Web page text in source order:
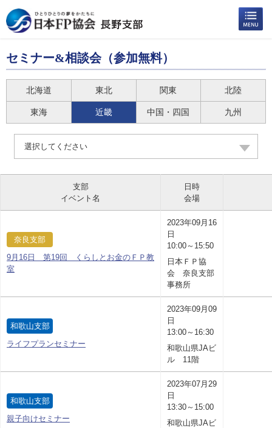
セミナー&相談会（参加無料）
北海道 東北 関東 北陸
東海 近畿 中国・四国 九州
選択してください
支部
イベント名
日時
会場
奈良支部
9月16日 第19回 くらしとお金のＦＰ教
室
2023年09月16
日
10:00～15:50
日本ＦＰ協
会 奈良支部
事務所
和歌山支部
ライフプランセミナー
2023年09月09
日
13:00～16:30
和歌山県JAビ
ル 11階
和歌山支部
親子向けセミナー
2023年07月29
日
13:30～15:00
和歌山県JAビ